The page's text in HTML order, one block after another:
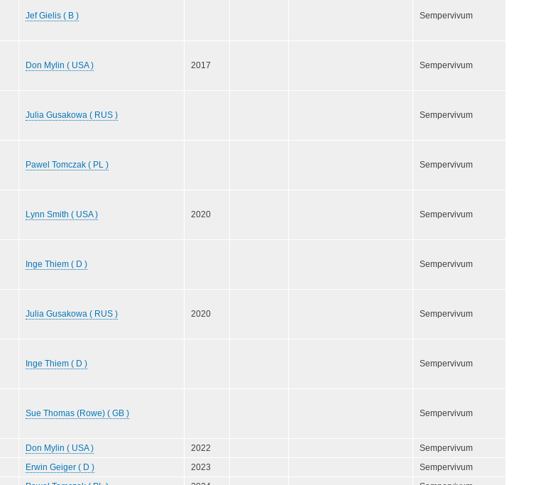
Jef Gielis ( B ) Sempervivum
Don Mylin ( USA ) 2017 Sempervivum
Julia Gusakowa ( RUS ) Sempervivum
Pawel Tomczak ( PL ) Sempervivum
Lynn Smith ( USA ) 2020 Sempervivum
Inge Thiem ( D ) Sempervivum
Julia Gusakowa ( RUS ) 2020 Sempervivum
Inge Thiem ( D ) Sempervivum
Sue Thomas (Rowe) ( GB ) Sempervivum
Don Mylin ( USA ) 2022
Sempervivum
Erwin Geiger ( D ) 2023
Sempervivum